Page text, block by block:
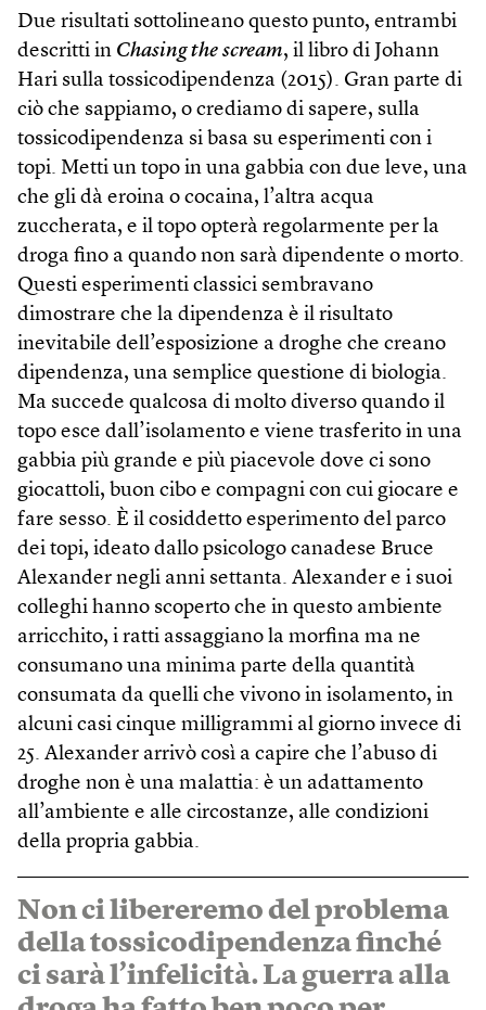
Due risultati sottolineano questo punto, entrambi
descritti in Chasing the scream, il libro di Johann
Hari sulla tossicodipendenza (2015). Gran parte di
ciò che sappiamo, o crediamo di sapere, sulla
tossicodipendenza si basa su esperimenti con i
topi. Metti un topo in una gabbia con due leve, una
che gli dà eroina o cocaina, l’altra acqua
zuccherata, e il topo opterà regolarmente per la
droga fino a quando non sarà dipendente o morto.
Questi esperimenti classici sembravano
dimostrare che la dipendenza è il risultato
inevitabile dell’esposizione a droghe che creano
dipendenza, una semplice questione di biologia.
Ma succede qualcosa di molto diverso quando il
topo esce dall’isolamento e viene trasferito in una
gabbia più grande e più piacevole dove ci sono
giocattoli, buon cibo e compagni con cui giocare e
fare sesso. È il cosiddetto esperimento del parco
dei topi, ideato dallo psicologo canadese Bruce
Alexander negli anni settanta. Alexander e i suoi
colleghi hanno scoperto che in questo ambiente
arricchito, i ratti assaggiano la morfina ma ne
consumano una minima parte della quantità
consumata da quelli che vivono in isolamento, in
alcuni casi cinque milligrammi al giorno invece di
25. Alexander arrivò così a capire che l’abuso di
droghe non è una malattia: è un adattamento
all’ambiente e alle circostanze, alle condizioni
della propria gabbia.
Non ci libereremo del problema
della tossicodipendenza finché
ci sarà l’infelicità. La guerra alla